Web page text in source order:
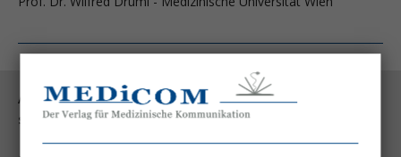
Antipyretic therapy in febrile critically ill adults: A
systematic review and meta-analysis.